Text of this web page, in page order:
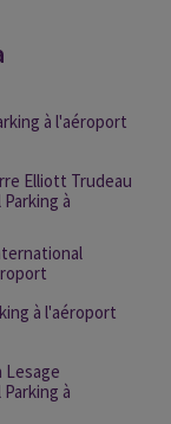
à l'aéroport
Elliott Trudeau
à
à l'aéroport
Lesage
à